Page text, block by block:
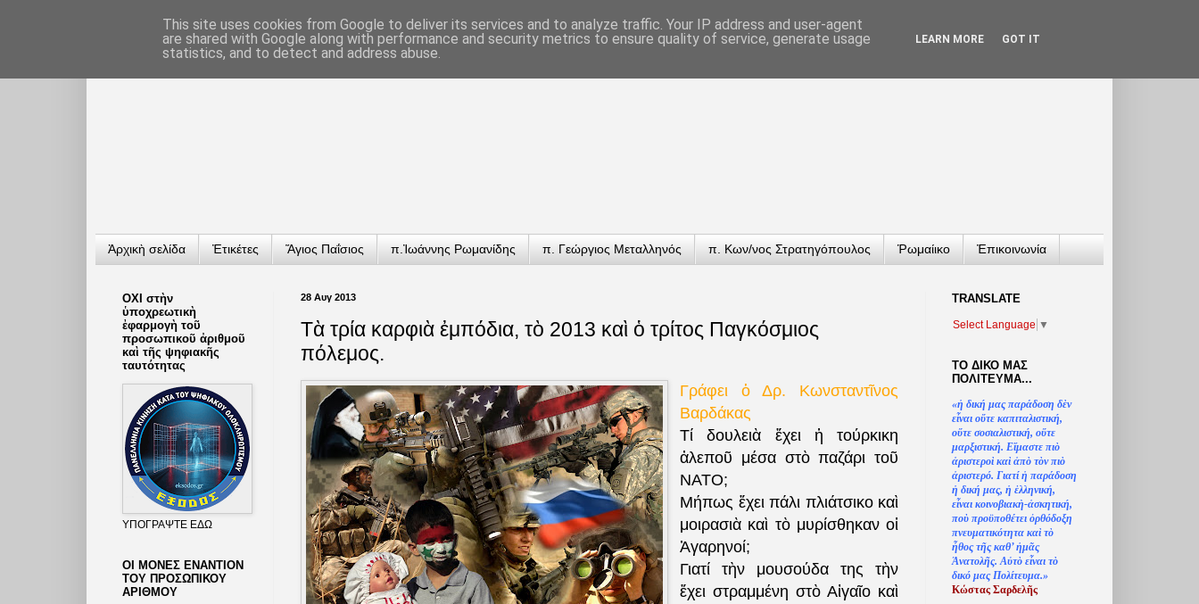
Ἀρχικὴ σελίδα Ἐτικέτες Ἅγιος Παΐσιος π.Ἰωάννης Ρωμανίδης π. Γεώργιος Μεταλληνός π. Κων/νος Στρατηγόπουλος Ῥωμαίικο Ἐπικοινωνία
28 Αυγ 2013
Τὰ τρία καρφιὰ ἐμπόδια, τὸ 2013 καὶ ὁ τρίτος Παγκόσμιος
πόλεμος.
Γράφει ὁ Δρ. Κωνσταντῖνος
Βαρδάκας
Τί δουλειὰ ἔχει ἡ τούρκικη
ἀλεποῦ μέσα στὸ παζάρι τοῦ
ΝΑΤΟ;
Μήπως ἔχει πάλι πλιάτσικο καὶ
μοιρασιὰ καὶ τὸ μυρίσθηκαν οἱ
Ἀγαρηνοί;
Γιατί τὴν μουσούδα της τὴν
ἔχει στραμμένη στὸ Αἰγαῖο καὶ
ΟΧΙ στὴν
ὑποχρεωτικὴ
ἐφαρμογὴ τοῦ
προσωπικοῦ ἀριθμοῦ
καὶ τῆς ψηφιακῆς
ταυτότητας
ΥΠΟΓΡΑΨΤΕ ΕΔΩ
ΟΙ ΜΟΝΕΣ ΕΝΑΝΤΙΟΝ
ΤΟΥ ΠΡΟΣΩΠΙΚΟΥ
ΑΡΙΘΜΟΥ
TRANSLATΕ
Select Language ▼
ΤΟ ΔΙΚΟ ΜΑΣ
ΠΟΛΙΤΕΥΜΑ...
«ἡ δική μας παράδοση δὲν
εἶναι οὔτε καπιταλιστική,
οὔτε σοσιαλιστική, οὔτε
μαρξιστική. Εἴμαστε πιὸ
ἀριστεροὶ καὶ ἀπὸ τὸν πιὸ
ἀριστερό. Γιατίἡ παράδοση
ἡ δική μας, ἡ ἑλληνική,
εἶναι κοινοβιακὴ-ἀσκητική,
ποὺ προϋποθέτει ὀρθόδοξη
πνευματικότητα καὶ τὸ
ἦθος τῆς καθ’ἠμᾶς
Ἀνατολῆς. Αὐτὸ εἶναι τὸ
δικό μας Πολίτευμα.»
Κώστας Σαρδελῆς
This site uses cookies from Google to deliver its services and to analyze traffic. Your IP address and user-agent
are shared with Google along with performance and security metrics to ensure quality of service, generate usage
statistics, and to detect and address abuse.
LEARN MORE GOT IT